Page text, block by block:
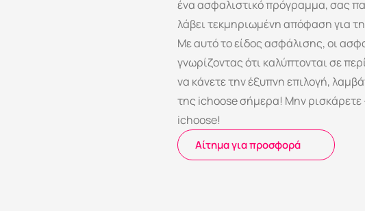
ένα ασφαλιστικό πρόγραμμα, σας
λάβει τεκμηριωμένη απόφαση για
Με αυτό το είδος ασφάλισης, οι
γνωρίζοντας ότι καλύπτονται σε
να κάνετε την έξυπνη επιλογή,
της ichoose σήμερα! Μην
ichoose!
⁠Αίτημα για προσφορά